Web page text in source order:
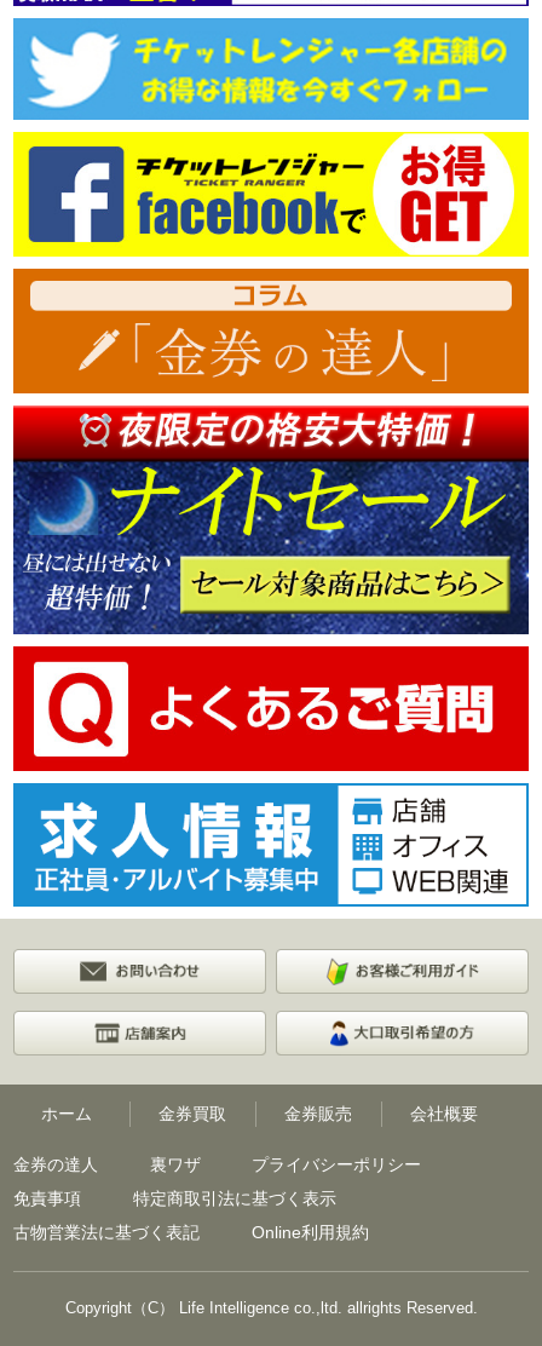
ホーム 金券買取 金券販売 会社概要
金券の達人 裏ワザ
プライバシーポリシー
免責事項
特定商取引法に基づく表示
古物営業法に基づく表記
Online利用規約
Copyright（C） Life Intelligence co.,ltd. allrights Reserved.